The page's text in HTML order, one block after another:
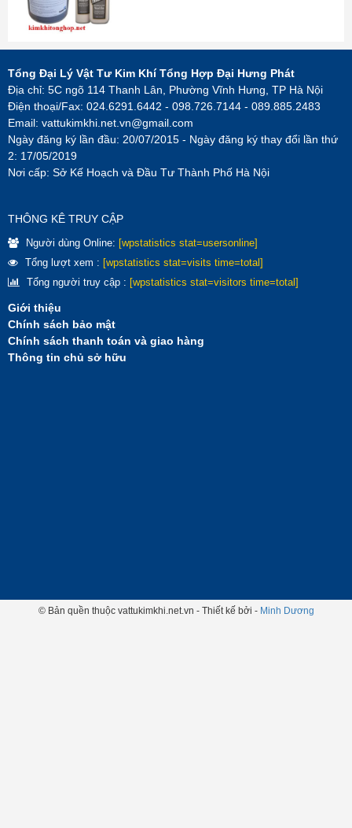
Tổng Đại Lý Vật Tư Kim Khí Tổng Hợp Đại Hưng Phát
Địa chỉ: 5C ngõ 114 Thanh Lân, Phường Vĩnh Hưng, TP Hà Nội
Điện thoại/Fax: 024.6291.6442 - 098.726.7144 - 089.885.2483
Email: vattukimkhi.net.vn@gmail.com
Ngày đăng ký lần đầu: 20/07/2015 - Ngày đăng ký thay đổi lần thứ
2: 17/05/2019
Nơi cấp: Sở Kế Hoạch và Đầu Tư Thành Phố Hà Nội
THÔNG KÊ TRUY CẬP
Người dùng Online: [wpstatistics stat=usersonline]
Tổng lượt xem : [wpstatistics stat=visits time=total]
Tổng người truy cập : [wpstatistics stat=visitors time=total]
Giới thiệu
Chính sách bảo mật
Chính sách thanh toán và giao hàng
Thông tin chủ sở hữu
© Bản quền thuộc vattukimkhi.net.vn - Thiết kế bởi - Minh Dương